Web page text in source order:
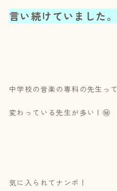
言い続けていました。
中学校の音楽の専科の先生って
変わっている先生が多い！㊙
気に入られてナンボ！